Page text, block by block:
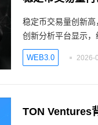
稳定币交易量创新
创新分析平台显示，
WEB3.0 2026-
TON Ventures